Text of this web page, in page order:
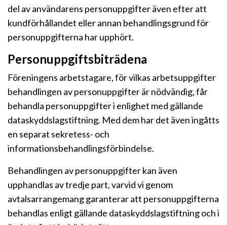
del av användarens personuppgifter även efter att
kundförhållandet eller annan behandlingsgrund för
personuppgifterna har upphört.
Personuppgiftsbiträdena
Föreningens arbetstagare, för vilkas arbetsuppgifter
behandlingen av personuppgifter är nödvändig, får
behandla personuppgifter i enlighet med gällande
dataskyddslagstiftning. Med dem har det även ingåtts
en separat sekretess- och
informationsbehandlingsförbindelse.
Behandlingen av personuppgifter kan även
upphandlas av tredje part, varvid vi genom
avtalsarrangemang garanterar att personuppgifterna
behandlas enligt gällande dataskyddslagstiftning och i